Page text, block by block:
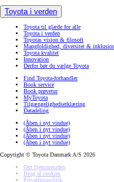
Toyota i verden
Toyota til glæde for alle
Toyota i verden
Toyotas vision & filosofi
Mangfoldighed, diversitet &
Toyota kvalitet
Innovation
Derfor bør du vælge Toyota
Find Toyota-forhandler
Book service
Book prøvetur
MyToyota
Tilgængelighedserklæring
Datadeling
(Åben i nyt vindue)
(Åben i nyt vindue)
(Åben i nyt vindue)
(Åben i nyt vindue)
Copyright © Toyota Danmark A/S 2026
Om hjemmesiden
Brug af cookies
Privatlivspolitik